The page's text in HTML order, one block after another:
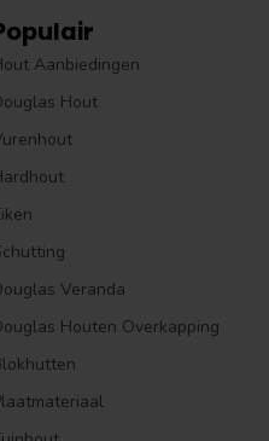
Aanbiedingen
Hout
Veranda
Houten Overkapping